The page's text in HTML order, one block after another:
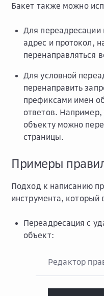
Бакет также можно
Для переадресации
адрес и протокол,
перенаправляться
Для условной
перенаправить
префиксами имен
ответов.
объекту можно
страницы.
Примеры
Подход к написанию
инструмента, который
Переадресация с
объект:
Редактор